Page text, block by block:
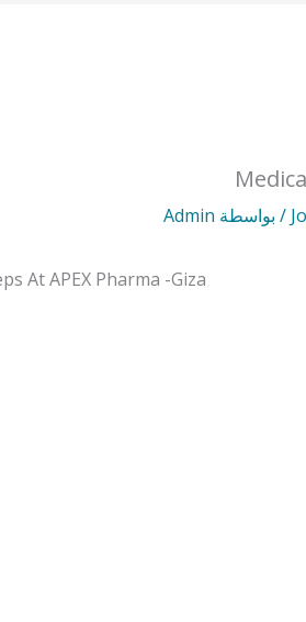
/ بواسطة Admin
At APEX Pharma -Giza